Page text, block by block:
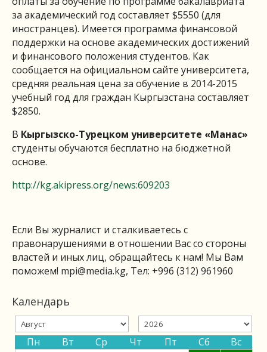
за академический год составляет $5550 (для
иностранцев). Имеется программа финансовой
поддержки на основе академических достижений
и финансового положения студентов. Как
сообщается на официальном сайте университета,
средняя реальная цена за обучение в 2014-2015
учебный год для граждан Кыргызстана составляет
$2850.
В Кыргызско-Турецком университете «Манас»
студенты обучаются бесплатно на бюджетной
основе.
http://kg.akipress.org/news:609203
Если Вы журналист и сталкиваетесь с
правонарушениями в отношении Вас со стороны
властей и иных лиц, обращайтесь к нам! Мы Вам
поможем! mpi@media.kg, Тел: +996 (312) 961960
Календарь
Пн Вт Ср Чт Пт Сб
Вс